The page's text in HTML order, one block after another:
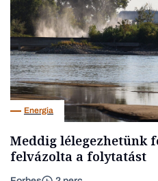
Energia
Meddig lélegezhetünk
felvázolta a folytatást